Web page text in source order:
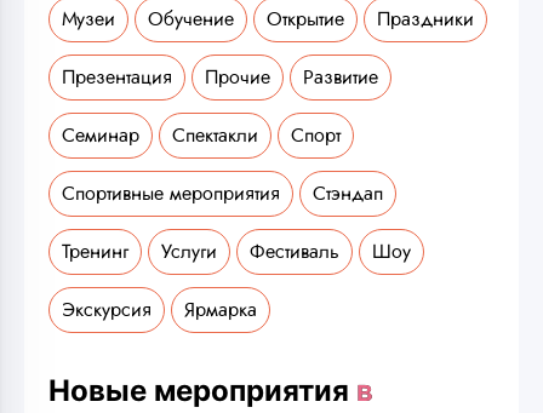
Музеи Обучение Открытие Праздники
Презентация Прочие Развитие
Семинар Спектакли Спорт
Спортивные мероприятия Стэндап
Тренинг Услуги Фестиваль Шоу
Экскурсия Ярмарка
Новые мероприятия в